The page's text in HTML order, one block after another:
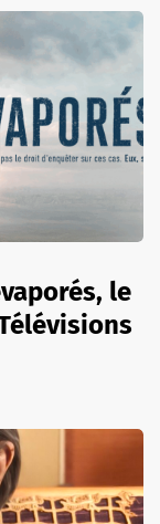
le